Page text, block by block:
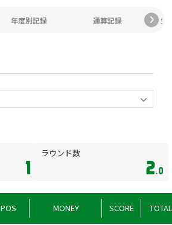
年度別記録 通算記録 生
1
ラウンド数
2.0
POS MONEY SCORE TOTAL